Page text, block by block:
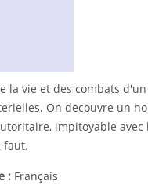
la vie et des combats
On decouvre un
impitoyable avec
faut.
: Français